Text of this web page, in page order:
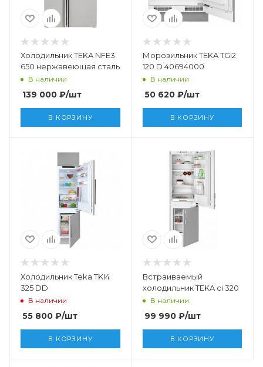
Холодильник TEKA NFE3
650 нержавеющая сталь
В наличии
139 000 ₽/шт
В КОРЗИНУ
Морозильник TEKA TGI2
120 D 40694000
В наличии
50 620₽/шт
В КОРЗИНУ
Холодильник Teka TKI4
325 DD
В наличии
55 800 ₽/шт
В КОРЗИНУ
Встраиваемый
холодильник TEKA ci 320
В наличии
99 990₽/шт
В КОРЗИНУ